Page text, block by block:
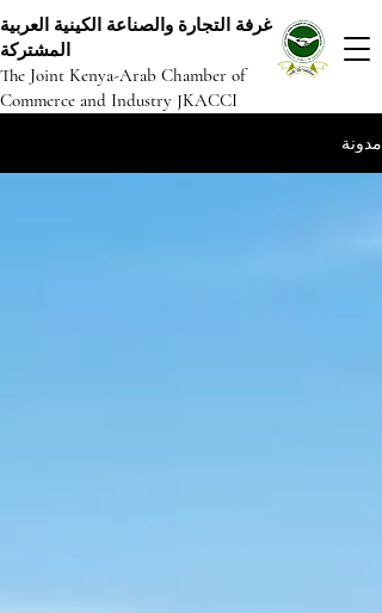
غرفة التجارة والصناعة الكينية العربية
المشتركة
The Joint Kenya-Arab Chamber of
Commerce and Industry JKACCI
مدونة